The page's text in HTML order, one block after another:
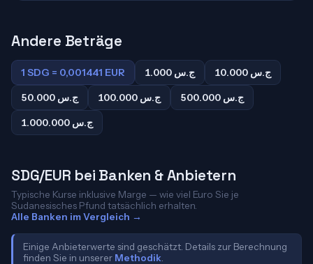
Andere Beträge
1 SDG = 0,001441 EUR 1.000 ج.س
10.000 ج.س
50.000 ج.س
100.000 ج.س
500.000 ج.س
1.000.000 ج.س
SDG/EUR bei Banken & Anbietern
Typische Kurse inklusive Marge — wie viel Euro Sie je
Sudanesisches Pfund tatsächlich erhalten.
Alle Banken im Vergleich →
Einige Anbieterwerte sind geschätzt. Details zur Berechnung
finden Sie in unserer Methodik